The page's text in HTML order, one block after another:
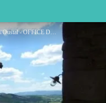
Hameau de Bouyssi : Maison l'Oustal - OFFICE DE TOURISME DU PAYS DE ROQUEFORT ET DU ST-AFFRICAIN